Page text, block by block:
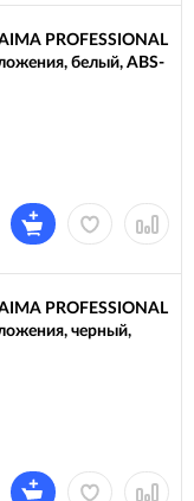
PROFESSIONAL
белый, ABS-
PROFESSIONAL
черный,